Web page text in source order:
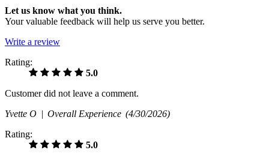
Let us know what you think.
Your valuable feedback will help us serve you better.
Write a review
Rating:
5.0
Customer did not leave a comment.
Yvette O | Overall Experience (4/30/2026)
Rating:
5.0